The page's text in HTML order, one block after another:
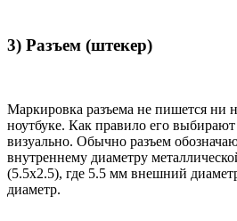
3) Разъем (штекер)
Маркировка разъема не пишется ни
ноутбуке. Как правило его
визуально. Обычно разъем
внутреннему диаметру
(5.5x2.5), где 5.5 мм внешний
диаметр.